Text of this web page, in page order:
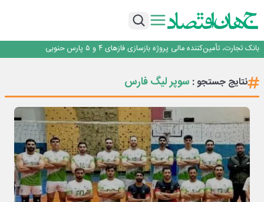
برگزاری آیین نکوداشت فعالان مواکب مرز شلمچه توسط شهرداری منطقه یک
منطقه‌ای
بانک تجارت، تأمین‌کننده مالی پروژه بازسازی فازهای ۴ و ۵ پارس حنوبی
برنده این رقابت داستان‌نویسی، انسان نبود!
برگزاری آیین نکوداشت فعالان مواکب مرز شلمچه توسط شهرداری منطقه یک
منطقه‌ای
نتایج جستجو : سوپر لیگ فارس